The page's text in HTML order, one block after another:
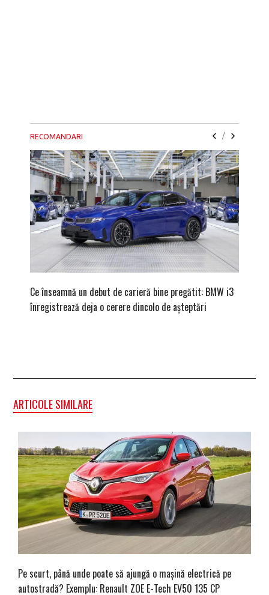
RECOMANDARI /
Ce înseamnă un debut de carieră bine pregătit: BMW i3
înregistrează deja o cerere dincolo de așteptări
ARTICOLE SIMILARE
Pe scurt, până unde poate să ajungă o mașină electrică pe
autostradă? Exemplu: Renault ZOE E-Tech EV50 135 CP